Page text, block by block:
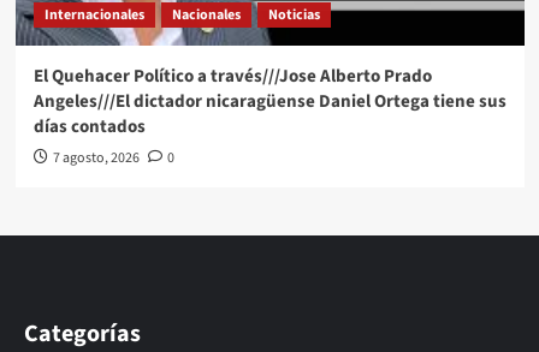
Internacionales Nacionales Noticias
El Quehacer Político a través///Jose Alberto Prado
Angeles///El dictador nicaragüense Daniel Ortega tiene sus
días contados
7 agosto, 2026 0
Categorías